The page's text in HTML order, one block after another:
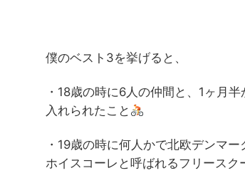
僕のベスト3を挙げると、
・18歳の時に6人の仲間と、1ヶ月
入れられたこと
・19歳の時に何人かで北欧デンマ
ホイスコーレと呼ばれるフリース